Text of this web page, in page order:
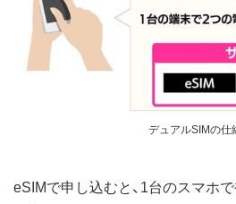
デュアルSIMの仕
eSIMで申し込むと、1台のスマホ